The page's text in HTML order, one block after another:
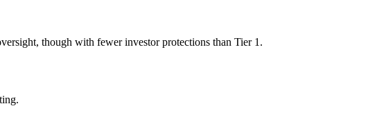
though with fewer investor protections than Tier 1.